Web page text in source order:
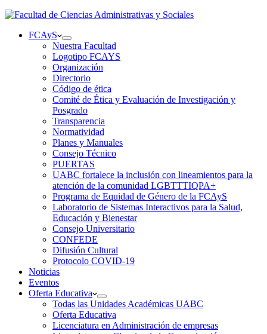
FCAyS
Nuestra Facultad
Logotipo FCAYS
Organización
Directorio
Código de ética
Comité de Ética y Evaluación de Investigación y
Posgrado
Transparencia
Normatividad
Planes y Manuales
Consejo Técnico
PUERTAS
UABC fortalece la inclusión con lineamientos para la
atención de la comunidad LGBTTTIQPA+
Programa de Equidad de Género de la FCAyS
Laboratorio de Sistemas Interactivos para la Salud,
Educación y Bienestar
Consejo Universitario
CONFEDE
Difusión Cultural
Protocolo COVID-19
Noticias
Eventos
Oferta Educativa
Todas las Unidades Académicas UABC
Oferta Educativa
Licenciatura en Administración de empresas